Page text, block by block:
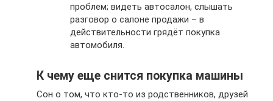
проблем; видеть автосалон, слышать
разговор о салоне продажи – в
действительности грядёт покупка
автомобиля.
К чему еще снится покупка машины
Сон о том, что кто-то из родственников, друзей